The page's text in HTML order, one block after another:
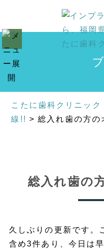
こたに歯科クリニック
線!! >総入れ歯の方の
総入れ歯の
久しぶりの更新です。
含め3件あり、今日は